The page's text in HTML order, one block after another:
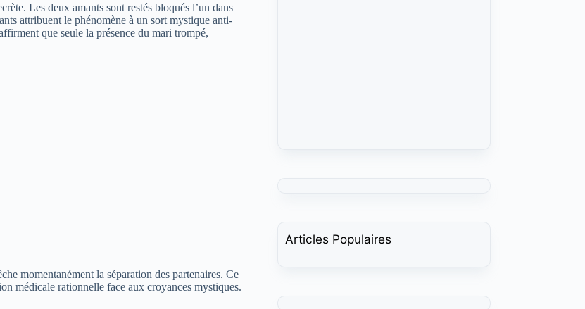
Les deux amants sont restés bloqués l’un dans
attribuent le phénomène à un sort mystique anti-
que seule la présence du mari trompé,
momentanément la séparation des partenaires. Ce
médicale rationnelle face aux croyances mystiques.
Articles Populaires